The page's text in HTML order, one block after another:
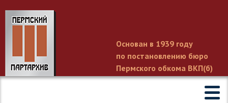
Основан в 1939 году
по постановлению бюро
Пермского обкома ВКП(б)